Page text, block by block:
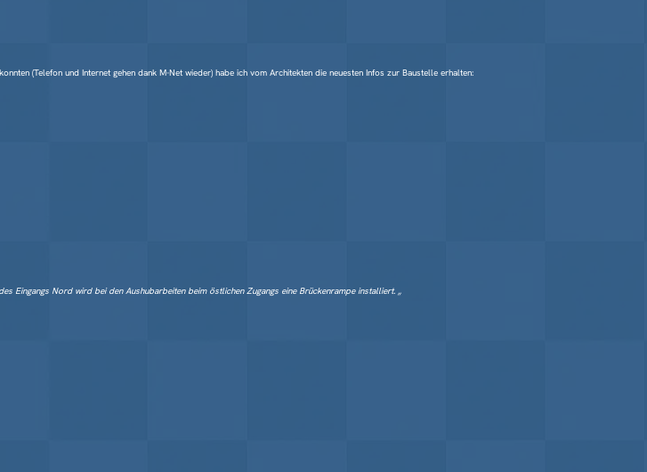
(Telefon und Internet gehen dank M-Net wieder) habe ich vom Architekten die neuesten Infos zur Baustelle erhalten:
Eingangs Nord wird bei den Aushubarbeiten beim östlichen Zugangs eine Brückenrampe installiert. „